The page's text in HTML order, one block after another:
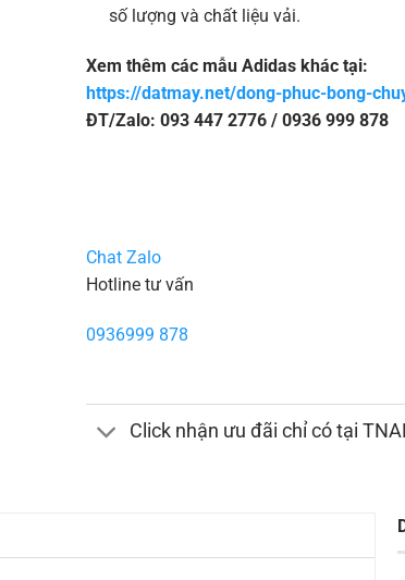
số lượng và chất liệu vải.
Xem thêm các mẫu Adidas khác tại:
https://datmay.net/dong-phuc-bong-
ĐT/Zalo: 093 447 2776 / 0936 999 878
Chat Zalo
Hotline tư vấn
0936999 878
Click nhận ưu đãi chỉ có tại